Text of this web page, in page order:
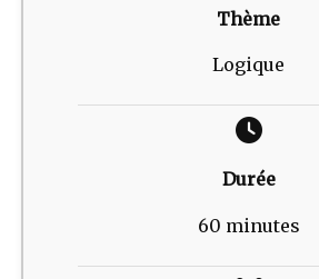
Thème
Logique
Durée
60 minutes